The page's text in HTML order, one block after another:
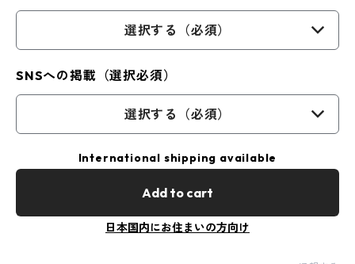
選択する（必須）
SNSへの掲載（選択必須）
選択する（必須）
International shipping available
Add to cart
日本国内にお住まいの方向け